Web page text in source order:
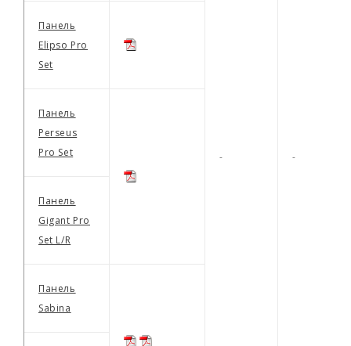
- -
Панель
Elipso Pro
Set
Панель
Perseus
Pro Set
Панель
Gigant Pro
Set L/R
Панель
Sabina